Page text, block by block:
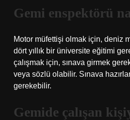
Gemi enspektörü
Motor müfettişi olmak için, deniz
dört yıllık bir üniversite eğitimi
çalışmak için, sınava girmek
veya sözlü olabilir. Sınava
gerekebilir.
Gemide çalışan